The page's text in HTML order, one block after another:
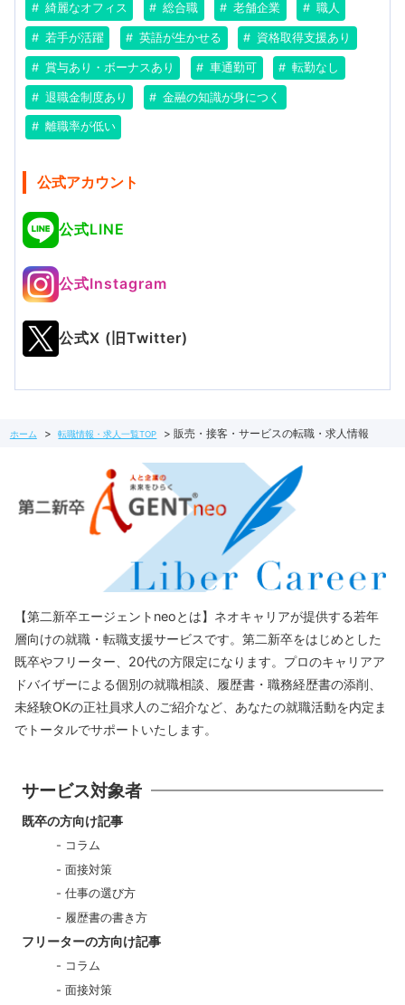
綺麗なオフィス 総合職 老舗企業 職人
若手が活躍 英語が生かせる 資格取得支援あり
賞与あり・ボーナスあり 車通勤可 転勤なし
退職金制度あり 金融の知識が身につく
離職率が低い
公式アカウント
公式LINE
公式Instagram
公式X (旧Twitter)
ホーム 転職情報・求人一覧TOP 販売・接客・サービスの転職・求人情報
【第二新卒エージェントneoとは】ネオキャリアが提供する若年
層向けの就職・転職支援サービスです。第二新卒をはじめとした
既卒やフリーター、20代の方限定になります。プロのキャリアア
ドバイザーによる個別の就職相談、履歴書・職務経歴書の添削、
未経験OKの正社員求人のご紹介など、あなたの就職活動を内定ま
でトータルでサポートいたします。
サービス対象者
既卒の方向け記事
コラム
面接対策
仕事の選び方
履歴書の書き方
フリーターの方向け記事
コラム
面接対策